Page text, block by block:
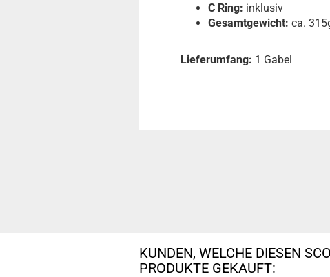
C Ring: inklusiv
Gesamtgewicht: ca.
Lieferumfang: 1 Gabel
KUNDEN, WELCHE DIESEN
PRODUKTE GEKAUFT: